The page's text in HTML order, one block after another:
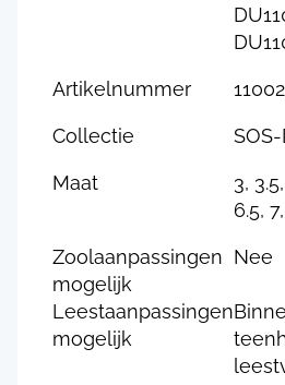
Artikelnummer
Collectie
Maat
3,
6.5,
Zoolaanpassingen
mogelijk
Nee
Leestaanpassingen
mogelijk